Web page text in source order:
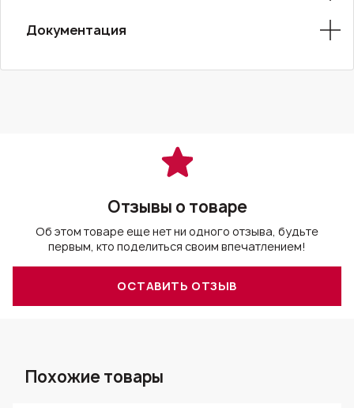
Документация
Отзывы о товаре
Об этом товаре еще нет ни одного отзыва, будьте
первым, кто поделиться своим впечатлением!
ОСТАВИТЬ ОТЗЫВ
Похожие товары